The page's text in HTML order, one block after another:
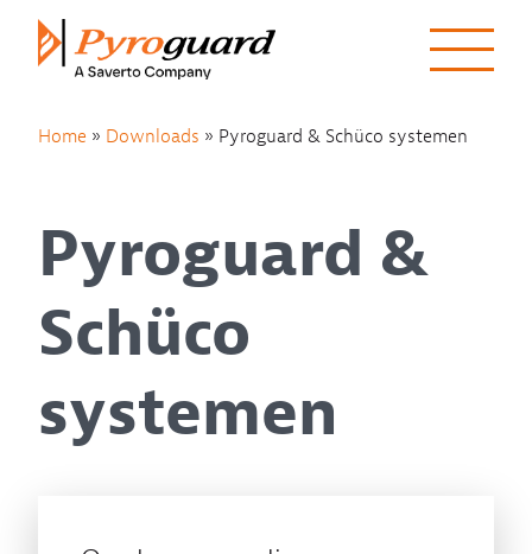
Skip to content
Home » Downloads » Pyroguard & Schüco systemen
Pyroguard &
Schüco
systemen